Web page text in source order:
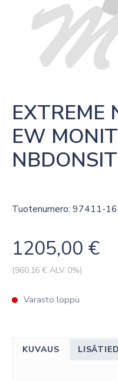
EXTREME
EW
Tuotenumero: 97411-
1205,00 €
(960,16 € ALV 0%)
Varasto loppu
KUVAUS